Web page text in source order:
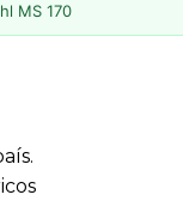
MS 170